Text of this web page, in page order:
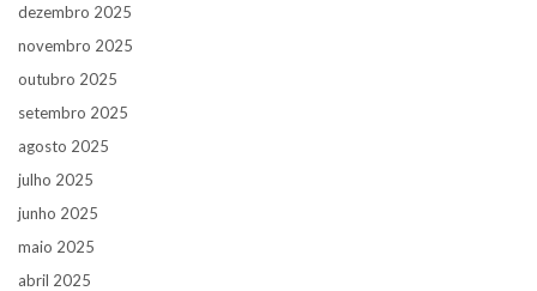
dezembro 2025
novembro 2025
outubro 2025
setembro 2025
agosto 2025
julho 2025
junho 2025
maio 2025
abril 2025